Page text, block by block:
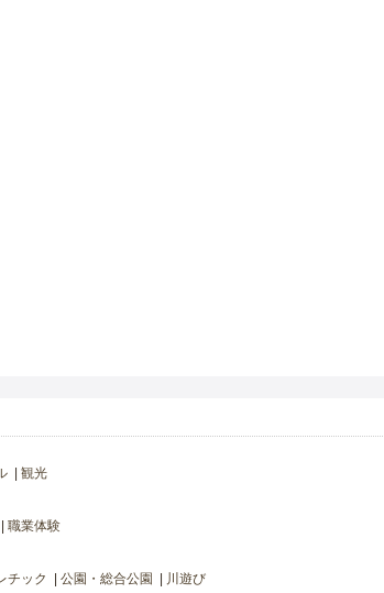
観光
職業体験
チック 公園・総合公園 川遊び